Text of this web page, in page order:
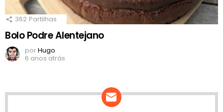
362 Partilhas
Bolo Podre Alentejano
porHugo
6 anos atrás